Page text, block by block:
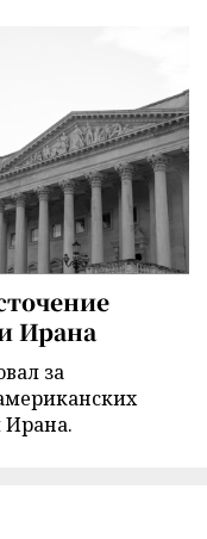
Ирана
за
Ирана.